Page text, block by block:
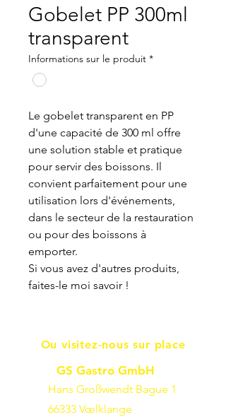
Gobelet PP 300ml
transparent
Informations sur le produit *
Le gobelet transparent en PP
d'une capacité de 300 ml offre
une solution stable et pratique
pour servir des boissons. Il
convient parfaitement pour une
utilisation lors d'événements,
dans le secteur de la restauration
ou pour des boissons à
emporter.
Si vous avez d'autres produits,
faites-le moi savoir !
Ou visitez-nous sur place
GS Gastro GmbH
Hans Großwendt Bague 1
66333 Vœlklange